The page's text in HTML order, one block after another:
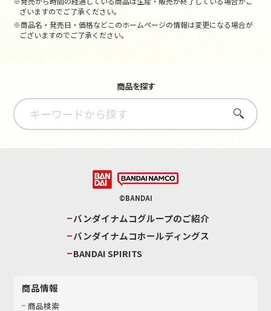
ざいますのでご了承ください。
※商品名・発売日・価格などこのホームページの情報は変更になる場合が
ございますのでご了承ください。
商品を探す
さがす
©BANDAI
バンダイナムコグループのご紹介
バンダイナムコホールディングス
BANDAI SPIRITS
商品情報
商品検索